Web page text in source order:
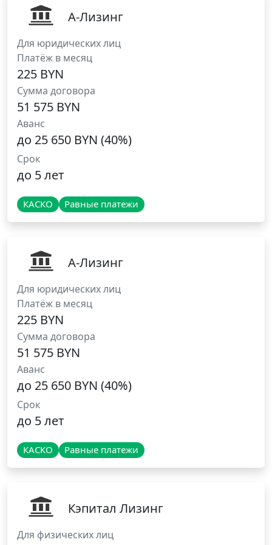
А-Лизинг
Для юридических лиц
Платёж в месяц
225 BYN
Сумма договора
51 575 BYN
Аванс
до 25 650 BYN (40%)
Срок
до 5 лет
КАСКО Равные платежи
А-Лизинг
Для юридических лиц
Платёж в месяц
225 BYN
Сумма договора
51 575 BYN
Аванс
до 25 650 BYN (40%)
Срок
до 5 лет
КАСКО Равные платежи
Кэпитал Лизинг
Для физических лиц